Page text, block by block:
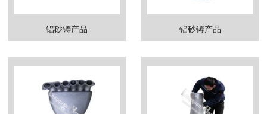
铝砂铸产品 铝砂铸产品